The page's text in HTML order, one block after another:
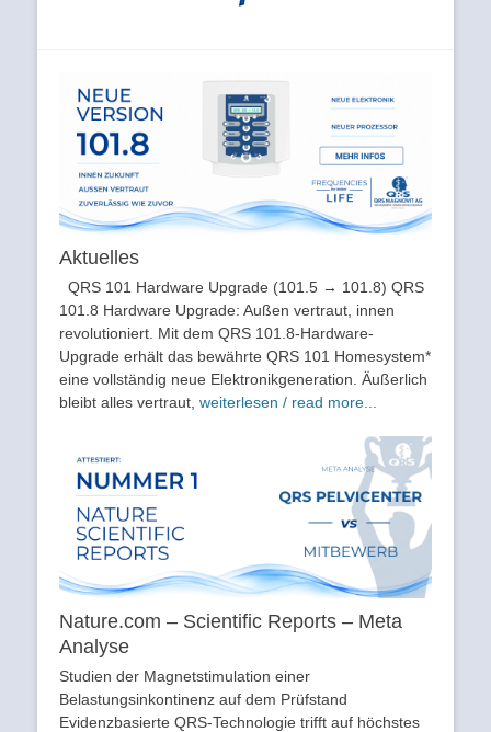
Aktuelles
QRS 101 Hardware Upgrade (101.5 → 101.8) QRS
101.8 Hardware Upgrade: Außen vertraut, innen
revolutioniert. Mit dem QRS 101.8-Hardware-
Upgrade erhält das bewährte QRS 101 Homesystem*
eine vollständig neue Elektronikgeneration. Äußerlich
bleibt alles vertraut, weiterlesen / read more...
Nature.com – Scientific Reports – Meta
Analyse
Studien der Magnetstimulation einer
Belastungsinkontinenz auf dem Prüfstand
Evidenzbasierte QRS-Technologie trifft auf höchstes